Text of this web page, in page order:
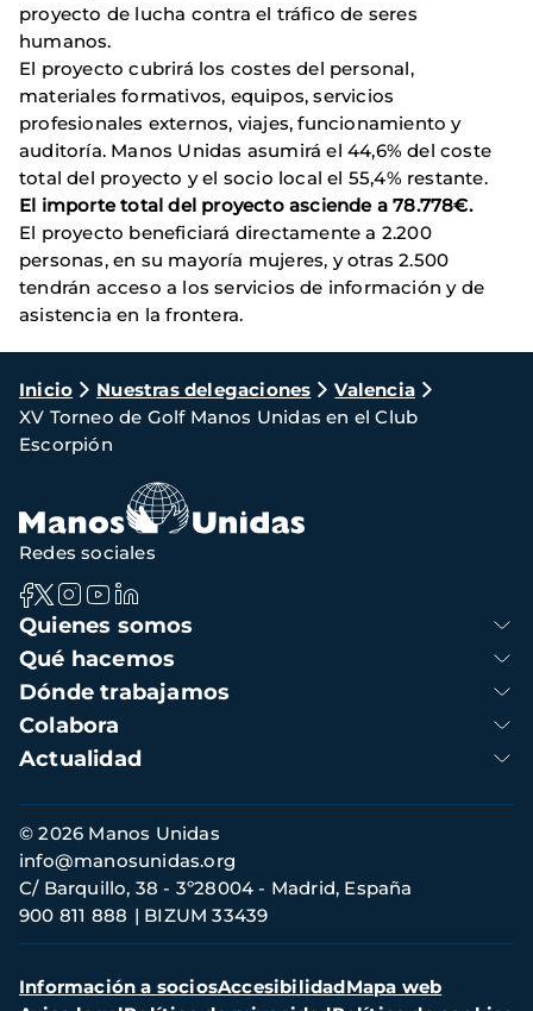
proyecto de lucha contra el tráfico de seres
humanos.
El proyecto cubrirá los costes del personal,
materiales formativos, equipos, servicios
profesionales externos, viajes, funcionamiento y
auditoría. Manos Unidas asumirá el 44,6% del coste
total del proyecto y el socio local el 55,4% restante.
El importe total del proyecto asciende a 78.778€.
El proyecto beneficiará directamente a 2.200
personas, en su mayoría mujeres, y otras 2.500
tendrán acceso a los servicios de información y de
asistencia en la frontera.
Ruta
de
navegación
Inicio Nuestras delegaciones
Valencia
XV Torneo de Golf Manos Unidas en el Club
Escorpión
Navegación
principal
Quienes somos
Qué hacemos
Dónde trabajamos
Colabora
Actualidad
Redes sociales
Información
de
contacto
© 2026 Manos Unidas
C/ Barquillo, 38 - 3º28004 - Madrid, España
900 811 888
BIZUM 33439
info@manosunidas.org
Menú
secundario
Información a sociosAccesibilidadMapa web